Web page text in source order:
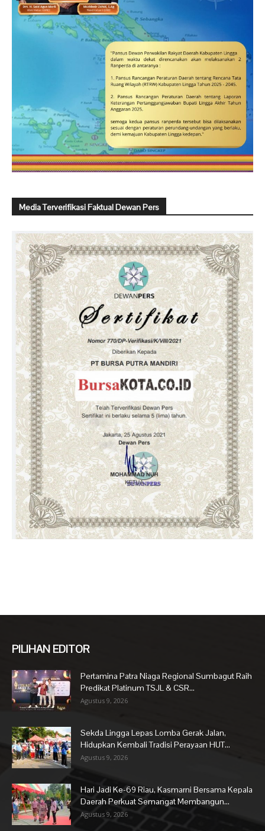
Media Terverifikasi Faktual Dewan Pers
PILIHAN EDITOR
Pertamina Patra Niaga Regional Sumbagut Raih
Predikat Platinum TSJL & CSR...
Agustus 9, 2026
Sekda Lingga Lepas Lomba Gerak Jalan,
Hidupkan Kembali Tradisi Perayaan HUT...
Agustus 9, 2026
Hari Jadi Ke-69 Riau, Kasmarni Bersama Kepala
Daerah Perkuat Semangat Membangun...
Agustus 9, 2026